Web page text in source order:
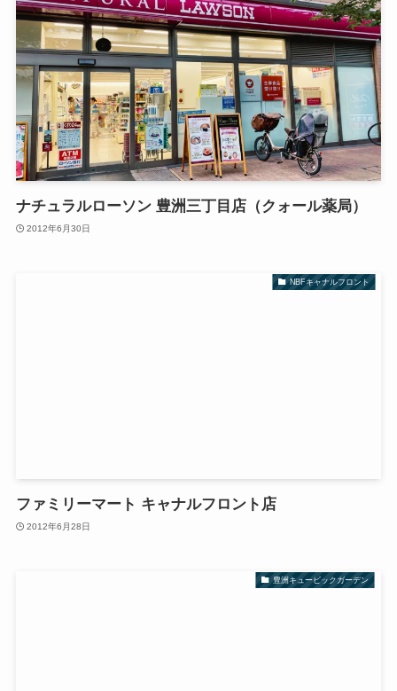
ナチュラルローソン 豊洲三丁目店（クォール薬局）
2012年6月30日
NBFキャナルフロント
ファミリーマート キャナルフロント店
2012年6月28日
豊洲キュービックガーデン